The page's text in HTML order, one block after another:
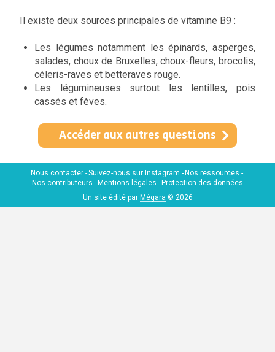
Il existe deux sources principales de vitamine B9 :
Les légumes notamment les épinards, asperges,
salades, choux de Bruxelles, choux-fleurs, brocolis,
céleris-raves et betteraves rouge.
Les légumineuses surtout les lentilles, pois
cassés et fèves.
Accéder aux autres questions
Nous contacter Suivez-nous sur Instagram
Nos ressources
Nos contributeurs
Mentions légales
Protection des données
Un site édité par Mégara © 2026